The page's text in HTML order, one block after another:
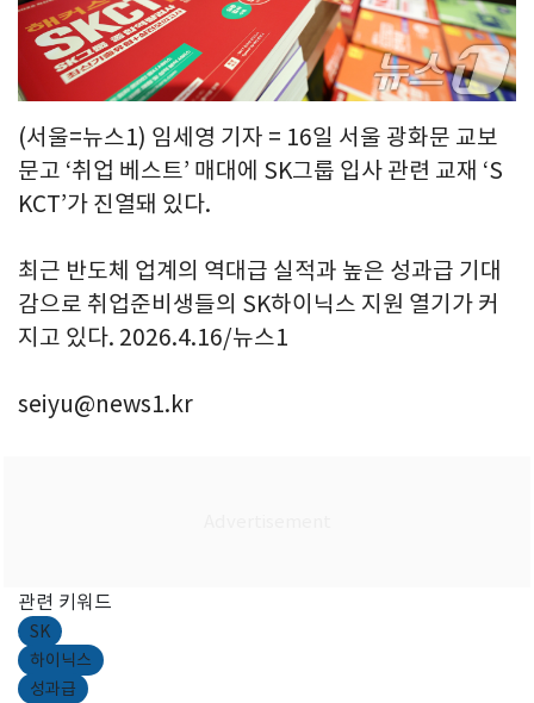
(서울=뉴스1) 임세영 기자 = 16일 서울 광화문 교보
문고 ‘취업 베스트’ 매대에 SK그룹 입사 관련 교재 ‘S
KCT’가 진열돼 있다.
최근 반도체 업계의 역대급 실적과 높은 성과급 기대
감으로 취업준비생들의 SK하이닉스 지원 열기가 커
지고 있다. 2026.4.16/뉴스1
seiyu@news1.kr
관련 키워드
SK
하이닉스
성과급